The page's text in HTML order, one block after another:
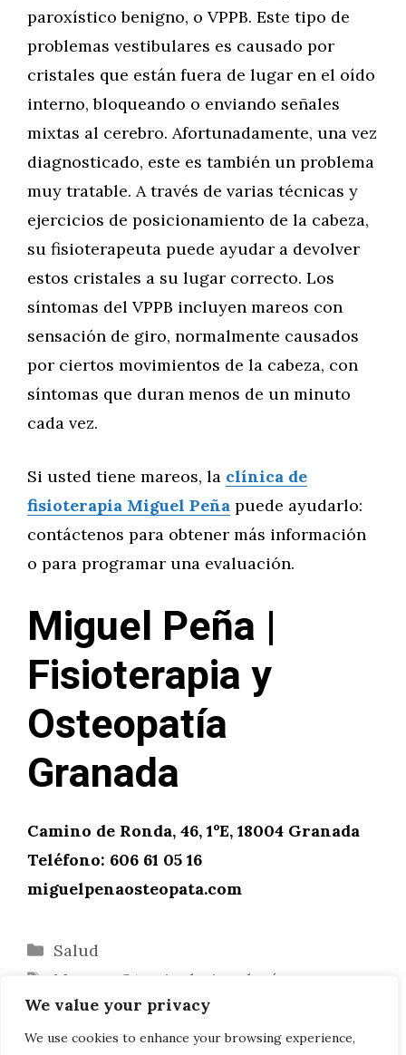
We value your privacy
We use cookies to enhance your browsing experience,
paroxístico benigno, o VPPB. Este tipo de
problemas vestibulares es causado por
cristales que están fuera de lugar en el oído
interno, bloqueando o enviando señales
mixtas al cerebro. Afortunadamente, una vez
diagnosticado, este es también un problema
muy tratable. A través de varias técnicas y
ejercicios de posicionamiento de la cabeza,
su fisioterapeuta puede ayudar a devolver
estos cristales a su lugar correcto. Los
síntomas del VPPB incluyen mareos con
sensación de giro, normalmente causados
por ciertos movimientos de la cabeza, con
síntomas que duran menos de un minuto
cada vez.
Si usted tiene mareos, la clínica de
fisioterapia Miguel Peña puede ayudarlo:
contáctenos para obtener más información
o para programar una evaluación.
Miguel Peña |
Fisioterapia y
Osteopatía
Granada
Camino de Ronda, 46, 1ºE, 18004 Granada
Teléfono: 606 61 05 16
miguelpenaosteopata.com
Categorías
Salud
Etiquetas
Mareos Otorrinolaringología
Patologías,Sistema vestibular
¿Cómo preparar un sitio web?